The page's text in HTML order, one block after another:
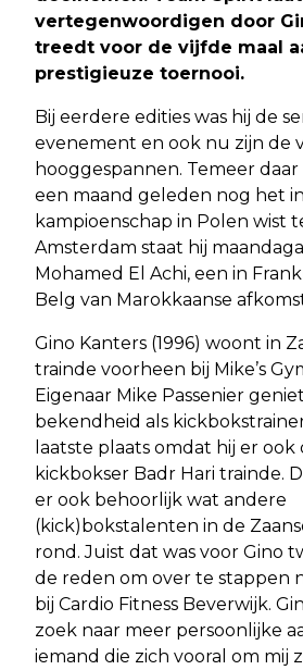
vertegenwoordigen door
treedt voor de vijfde maal
prestigieuze toernooi.
Bij eerdere edities was hij de
evenement en ook nu zijn de
hooggespannen. Temeer
een maand geleden nog het
kampioenschap in Polen wist
Amsterdam staat hij
Mohamed El Achi, een in
Belg van Marokkaanse
Gino Kanters (1996) woont in
trainde voorheen bij Mike’s
Eigenaar Mike Passenier
bekendheid als
laatste plaats omdat hij er
kickbokser Badr Hari trainde.
er ook behoorlijk wat andere
(kick)bokstalenten in de
rond. Juist dat was voor Gino
de reden om over te stappen
bij Cardio Fitness Beverwijk.
zoek naar meer persoonlijke
iemand die zich vooral om mij